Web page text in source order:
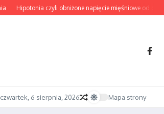
Hipotonia czyli obniżone napięcie mięśniowe od
czwartek, 6 sierpnia, 2026 Mapa strony